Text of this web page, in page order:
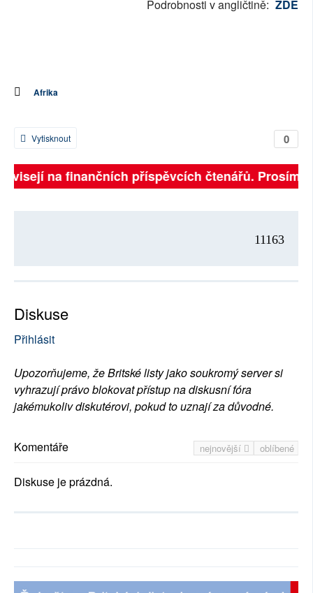
Podrobnosti v angličtině: ZDE
Afrika
0
Vytisknout
na finančních příspěvcích čtenářů. Prosíme,
11163
Diskuse
Přihlásit
Upozorňujeme, že Britské listy jako soukromý server si
vyhrazují právo blokovat přístup na diskusní fóra
jakémukoliv diskutérovi, pokud to uznají za důvodné.
nejnovější oblíbené
Komentáře
Diskuse je prázdná.